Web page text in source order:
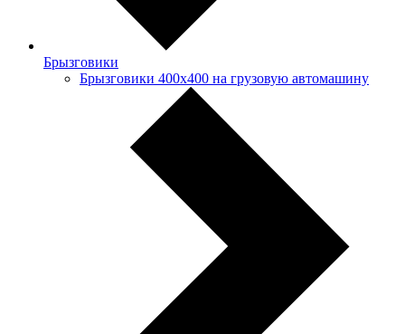
Брызговики
Брызговики 400х400 на грузовую автомашину